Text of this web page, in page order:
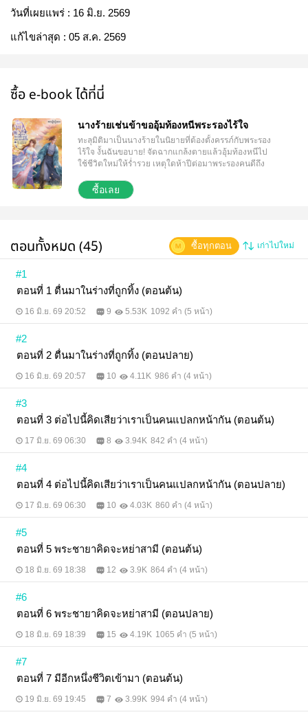
วันที่เผยแพร่ : 16 มิ.ย. 2569
แก้ไขล่าสุด : 05 ส.ค. 2569
ซื้อ e-book ได้ที่นี่
นางร้ายเช่นข้าขออุ้มท้องหนีพระรองไร้ใจ
ทะลุมิติมาเป็นนางร้ายในนิยายที่ต้องตั้งครรภ์กับพระรอง
ไร้ใจ งั้นฉันขอบาย! จัดฉากแกล้งตายแล้วอุ้มท้องหนีไป
ใช้ชีวิตใหม่ให้ร่ำรวย เหตุใดห้าปีต่อมาพระรองคนดีถึง
เหยา นังแพศยา!" โม่หยวนเซิ่งคำรามลั่นด้วยความ
คลุ้มคลั่ง เขาพุ่งเข้าไปคว้าคอเสื้อแล้วบีบคอนางอย่าง
สัญญาณให้คนของสมาคมลับรีบหนีไป เพราะนางไม่
ต้องการให้ความลับถูกเปิดเผย "ใน...สายตาของท่าน ข้า
เช่นนั้นก็ลงมือเลยสิ!" แม้กำลังจะขาดอากาศหายใจ ทว่า
กลับท้าทายเขาอย่างไม่เกรงกลัว ****** อ๋องหนุ่มยืนมอง
อนุญาต เจ้าจะตายไม่ได้ ฉินชิงเหยา!" โม่หยวนเซิ่งกล่า
วออกมาอย่างไม่ยินยอม "ท่านอ๋อง หีบเหล็กเล็กอันนี้ไม่
ได้ถูกเพลิงไหม้พ่ะย่ะค่ะ" องครักษ์คนสนิทข้างกายตะโกน
บอกเสียงดัง ก่อนจะรีบเอาหีบเหล็กอันนี้มาให้เจ้านาย
เขียนไว้ว่า จดหมายลาตาย นิยายเรื่องนี้เป็นหนึ่งใน ซีรี่ส์
1. จอมมารโปรดเมตตา บุปผาน้อยเช่นข้าขออุ้มท้องหนี
– 苗苗 เมียวเมียว 2. เมื่อนางร้ายกลับใจต้องอุ้มท้องหนี
ตำแหน่งชายานี้ข้ายกให้สตรีที่ท่านรัก – 美钻 เหม่ยจ้วน
4. นางร้ายเช่นข้าขออุ้มท้องหนีตัวร้าย – Jiratha 5. หวน
คืนครานี้ข้าขออุ้มท้องหนีอ๋องทรราช – หาญเยว่ 6. ข้า
พระรองไร้ใจ – แซนวิชทาแยม (ของไรท์เองค่าาา) 9.
เมื่อรักกลายเป็นเถ้าถ่าน นางร้ายจึงอุ้มท้องหนี – Little
Dahlia
ซื้อเลย
ตอนทั้งหมด (45) เก่าไปใหม่
ซื้อทุกตอน
#1
ตอนที่ 1 ตื่นมาในร่างที่ถูกทิ้ง (ตอนต้น)
16 มิ.ย. 69 20:52 9 5.53K 1092 คำ (5 หน้า)
#2
ตอนที่ 2 ตื่นมาในร่างที่ถูกทิ้ง (ตอนปลาย)
16 มิ.ย. 69 20:57 10 4.11K 986 คำ (4 หน้า)
#3
ตอนที่ 3 ต่อไปนี้คิดเสียว่าเราเป็นคนแปลกหน้ากัน (ตอนต้น)
17 มิ.ย. 69 06:30 8 3.94K 842 คำ (4 หน้า)
#4
ตอนที่ 4 ต่อไปนี้คิดเสียว่าเราเป็นคนแปลกหน้ากัน (ตอนปลาย)
17 มิ.ย. 69 06:30 10 4.03K 860 คำ (4 หน้า)
#5
ตอนที่ 5 พระชายาคิดจะหย่าสามี (ตอนต้น)
18 มิ.ย. 69 18:38 12 3.9K 864 คำ (4 หน้า)
#6
ตอนที่ 6 พระชายาคิดจะหย่าสามี (ตอนปลาย)
18 มิ.ย. 69 18:39 15 4.19K 1065 คำ (5 หน้า)
#7
ตอนที่ 7 มีอีกหนึ่งชีวิตเข้ามา (ตอนต้น)
19 มิ.ย. 69 19:45 7 3.99K 994 คำ (4 หน้า)